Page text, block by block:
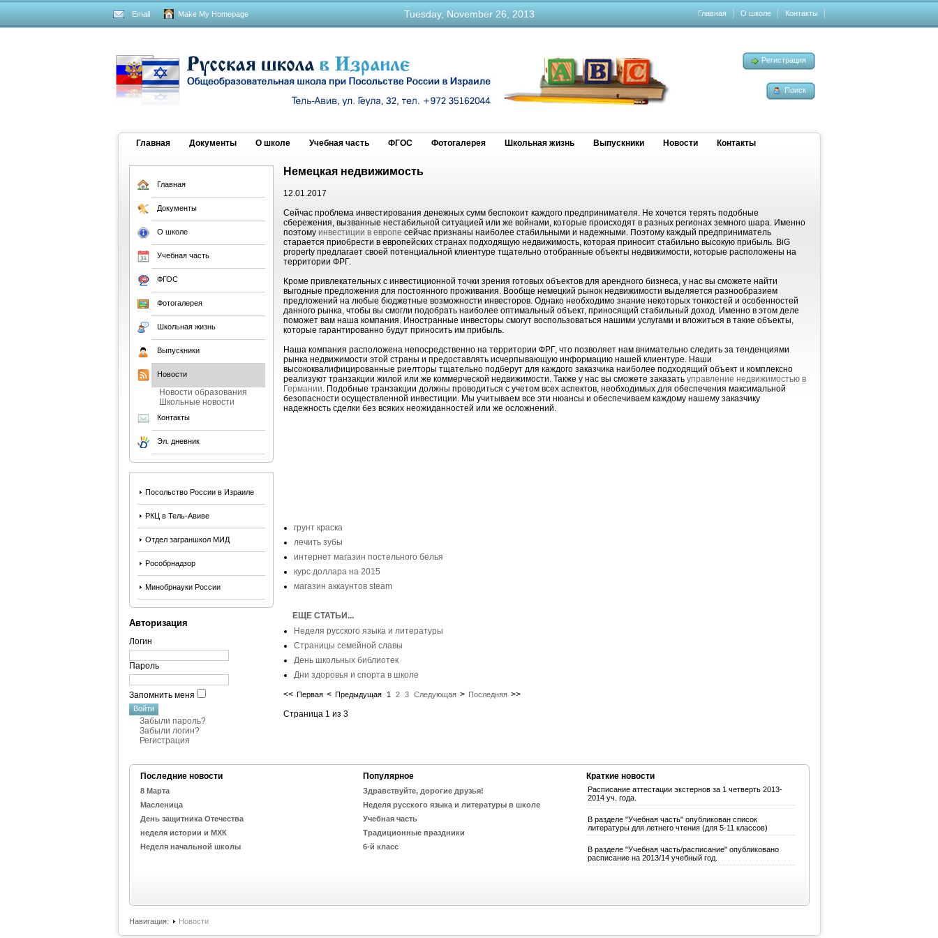
Tuesday, November 26, 2013
Email Make My Homepage Главная О школе Контакты
Регистрация
Поиск
Главная Документы О школе Учебная часть ФГОС Фотогалерея Школьная жизнь Выпускники Новости Контакты
Главная
Документы
О школе
Учебная часть
ФГОС
Фотогалерея
Школьная жизнь
Выпускники
Новости
Новости образования
Школьные новости
Контакты
Эл. дневник
Посольство России в Израиле
РКЦ в Тель-Авиве
Отдел заграншкол МИД
Рособрнадзор
Минобрнауки России
Авторизация
Логин
Пароль
Запомнить меня
Забыли пароль?
Забыли логин?
Регистрация
Немецкая недвижимость
12.01.2017
Сейчас проблема инвестирования денежных сумм беспокоит каждого предпринимателя. Не хочется терять подобные
сбережения, вызванные нестабильной ситуацией или же войнами, которые происходят в разных регионах земного шара. Именно
поэтому инвестиции в европе сейчас признаны наиболее стабильными и надежными. Поэтому каждый предприниматель
старается приобрести в европейских странах подходящую недвижимость, которая приносит стабильно высокую прибыль. BiG
property предлагает своей потенциальной клиентуре тщательно отобранные объекты недвижимости, которые расположены на
территории ФРГ.
Кроме привлекательных с инвестиционной точки зрения готовых объектов для арендного бизнеса, у нас вы сможете найти
выгодные предложения для постоянного проживания. Вообще немецкий рынок недвижимости выделяется разнообразием
предложений на любые бюджетные возможности инвесторов. Однако необходимо знание некоторых тонкостей и особенностей
данного рынка, чтобы вы смогли подобрать наиболее оптимальный объект, приносящий стабильный доход. Именно в этом деле
поможет вам наша компания. Иностранные инвесторы смогут воспользоваться нашими услугами и вложиться в такие объекты,
которые гарантированно будут приносить им прибыль.
Наша компания расположена непосредственно на территории ФРГ, что позволяет нам внимательно следить за тенденциями
рынка недвижимости этой страны и предоставлять исчерпывающую информацию нашей клиентуре. Наши
высококвалифицированные риелторы тщательно подберут для каждого заказчика наиболее подходящий объект и комплексно
реализуют транзакции жилой или же коммерческой недвижимости. Также у нас вы сможете заказать управление недвижимостью в
Германии. Подобные транзакции должны проводиться с учетом всех аспектов, необходимых для обеспечения максимальной
безопасности осуществленной инвестиции. Мы учитываем все эти нюансы и обеспечиваем каждому нашему заказчику
надежность сделки без всяких неожиданностей или же осложнений.
грунт краска
лечить зубы
интернет магазин постельного белья
курс доллара на 2015
магазин аккаунтов steam
ЕЩЕ СТАТЬИ...
Неделя русского языка и литературы
Страницы семейной славы
День школьных библиотек
Дни здоровья и спорта в школе
<< Первая < Предыдущая 1 2 3 Следующая > Последняя >>
Страница 1 из 3
Последние новости
8 Марта
Масленица
День защитника Отечества
неделя истории и МХК
Неделя начальной школы
Популярное
Здравствуйте, дорогие друзья!
Неделя русского языка и литературы в школе
Учебная часть
Традиционные праздники
6-й класс
Краткие новости
Расписание аттестации экстернов за 1 четверть 2013-
2014 уч. года.
В разделе "Учебная часть" опубликован список
литературы для летнего чтения (для 5-11 классов)
В разделе "Учебная часть/расписание" опубликовано
расписание на 2013/14 учебный год.
Навигация: Новости